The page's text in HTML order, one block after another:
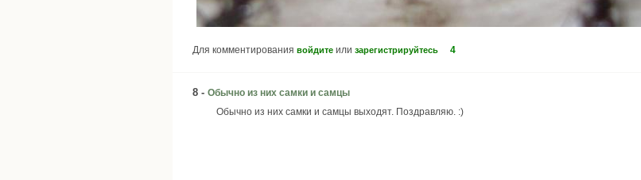
Для комментирования войдите или зарегистрируйтесь 4
8 - Обычно из них самки и самцы
Обычно из них самки и самцы выходят. Поздравляю. :)